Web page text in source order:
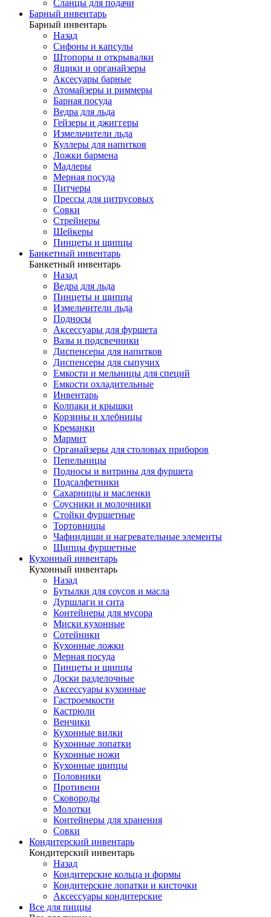
Сланцы для подачи
Барный инвентарь
Барный инвентарь
Назад
Сифоны и капсулы
Штопоры и открывалки
Ящики и органайзеры
Аксесуары барные
Атомайзеры и риммеры
Барная посуда
Ведра для льда
Гейзеры и джиггеры
Измельчители льда
Куллеры для напитков
Ложки бармена
Мадлеры
Мерная посуда
Питчеры
Прессы для цитрусовых
Совки
Стрейнеры
Шейкеры
Пинцеты и щипцы
Банкетный инвентарь
Банкетный инвентарь
Назад
Ведра для льда
Пинцеты и щипцы
Измельчители льда
Подносы
Аксессуары для фуршета
Вазы и подсвечники
Диспенсеры для напитков
Диспенсеры для сыпучих
Емкости и мельницы для специй
Емкости охладительные
Инвентарь
Колпаки и крышки
Корзины и хлебницы
Креманки
Мармит
Органайзеры для столовых приборов
Пепельницы
Подносы и витрины для фуршета
Подсалфетники
Сахарницы и масленки
Соусники и молочники
Стойки фуршетные
Тортовницы
Чафиндиши и нагревательные элементы
Щипцы фуршетные
Кухонный инвентарь
Кухонный инвентарь
Назад
Бутылки для соусов и масла
Дуршлаги и сита
Контейнеры для мусора
Миски кухонные
Сотейники
Кухонные ложки
Мерная посуда
Пинцеты и щипцы
Доски разделочные
Аксессуары кухонные
Гастроемкости
Кастрюли
Венчики
Кухонные вилки
Кухонные лопатки
Кухонные ножи
Кухонные щипцы
Половники
Противени
Сковороды
Молотки
Контейнеры для хранения
Совки
Кондитерский инвентарь
Кондитерский инвентарь
Назад
Кондитерские кольца и формы
Кондитерские лопатки и кисточки
Аксессуары кондитерские
Все для пиццы